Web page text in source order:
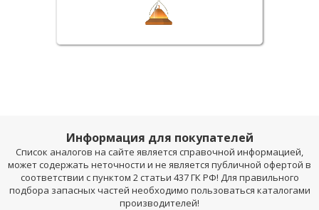
Информация для покупателей
Список аналогов на сайте является справочной информацией,
может содержать неточности и не является публичной офертой в
соответствии с пунктом 2 статьи 437 ГК РФ! Для правильного
подбора запасных частей необходимо пользоваться каталогами
производителей!